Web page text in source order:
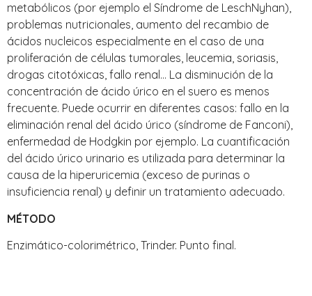
metabólicos (por ejemplo el Síndrome de LeschNyhan),
problemas nutricionales, aumento del recambio de
ácidos nucleicos especialmente en el caso de una
proliferación de células tumorales, leucemia, soriasis,
drogas citotóxicas, fallo renal… La disminución de la
concentración de ácido úrico en el suero es menos
frecuente. Puede ocurrir en diferentes casos: fallo en la
eliminación renal del ácido úrico (síndrome de Fanconi),
enfermedad de Hodgkin por ejemplo. La cuantificación
del ácido úrico urinario es utilizada para determinar la
causa de la hiperuricemia (exceso de purinas o
insuficiencia renal) y definir un tratamiento adecuado.
MÉTODO
Enzimático-colorimétrico, Trinder. Punto final.